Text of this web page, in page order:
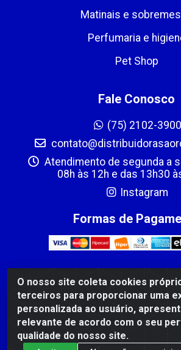
O nosso site coleta cookies
terceiros para proporcionar uma
personalizada ao usuário,
relevante de acordo com o seu
qualidade do nosso site.
Matinais e
Perfumaria e
Pet Shop
Fale Conosco
(75) 2102-3900
Atendimento de segunda a
08h às 12h e das 13h30
Instagram
Formas de
DIST DE PROD ALIM SÃO ROQUE
PROBAHIA, 501 - TOMBA - CIS, FEIRA
- CEP: 44.092-400 - CNPJ